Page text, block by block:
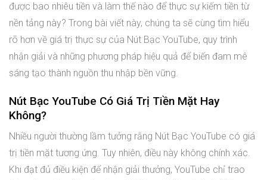
được bao nhiêu tiền và làm thế nào để thực sự kiếm tiền từ
nền tảng này? Trong bài viết này, chúng ta sẽ cùng tìm hiểu
rõ hơn về giá trị thực sự của Nút Bạc YouTube, quy trình
nhận giải và những phương pháp hiệu quả để biến đam mê
sáng tạo thành nguồn thu nhập bền vững.
Nút Bạc YouTube Có Giá Trị Tiền Mặt Hay
Không?
Nhiều người thường lầm tưởng rằng Nút Bạc YouTube có giá
trị tiền mặt tương ứng. Tuy nhiên, điều này không chính xác.
Khi đạt đủ điều kiện để nhận giải thưởng, YouTube chỉ trao